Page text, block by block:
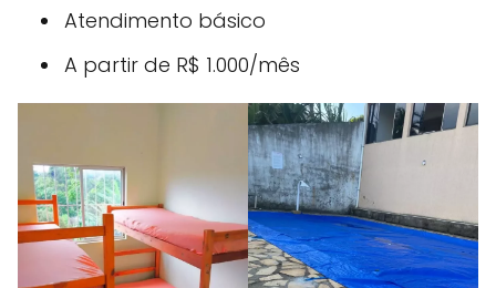
Atendimento básico
A partir de R$ 1.000/mês